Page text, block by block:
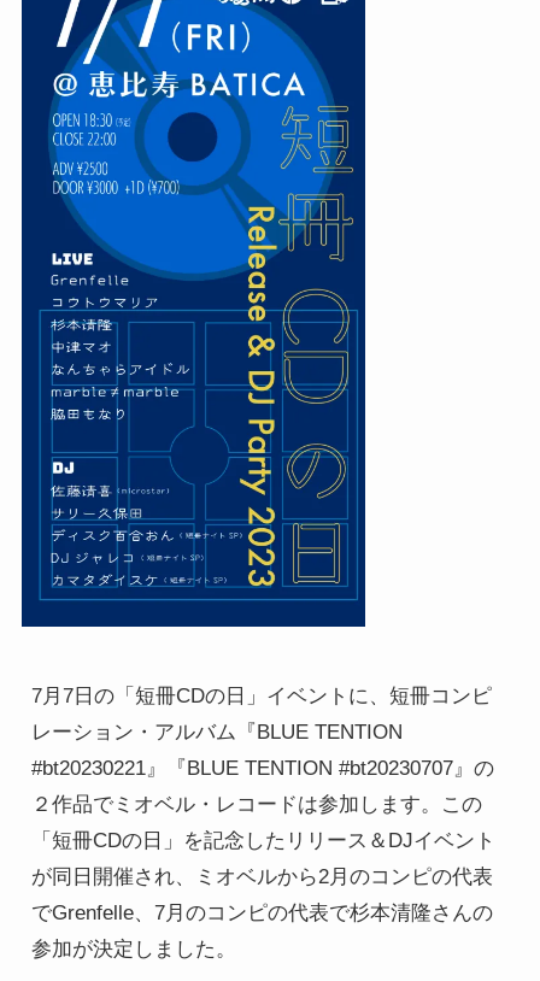
7月7日の「短冊CDの日」イベントに、短冊コンピ
レーション・アルバム『BLUE TENTION
#bt20230221』『BLUE TENTION #bt20230707』の
２作品でミオベル・レコードは参加します。この
「短冊CDの日」を記念したリリース＆DJイベント
が同日開催され、ミオベルから2月のコンピの代表
でGrenfelle、7月のコンピの代表で杉本清隆さんの
参加が決定しました。